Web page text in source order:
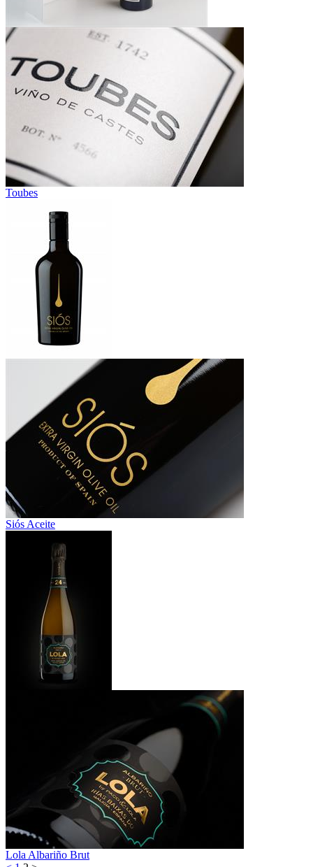
Toubes
Siós Aceite
Lola Albariño Brut